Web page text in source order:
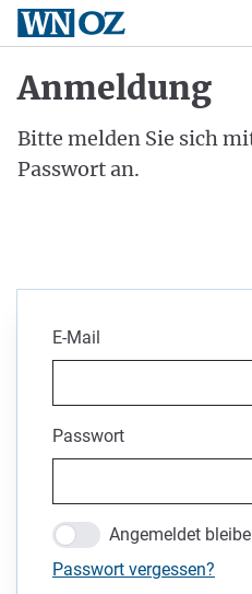
Anmeldung
Bitte melden Sie sich
Passwort an.
E-Mail
Passwort
Angemeldet
Passwort vergessen?